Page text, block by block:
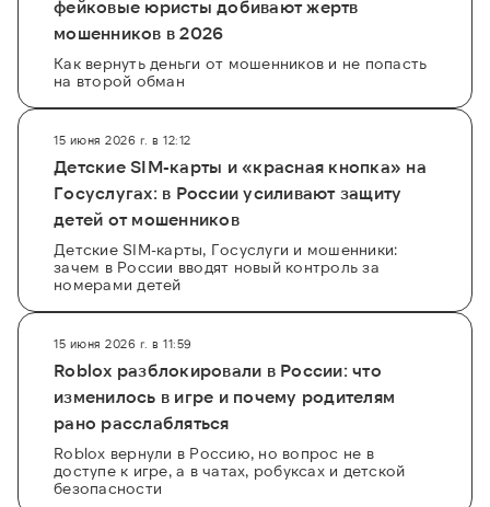
фейковые юристы добивают жертв
мошенников в 2026
Как вернуть деньги от мошенников и не попасть
на второй обман
15 июня 2026 г. в 12:12
Детские SIM-карты и «красная кнопка» на
Госуслугах: в России усиливают защиту
детей от мошенников
Детские SIM-карты, Госуслуги и мошенники:
зачем в России вводят новый контроль за
номерами детей
15 июня 2026 г. в 11:59
Roblox разблокировали в России: что
изменилось в игре и почему родителям
рано расслабляться
Roblox вернули в Россию, но вопрос не в
доступе к игре, а в чатах, робуксах и детской
безопасности